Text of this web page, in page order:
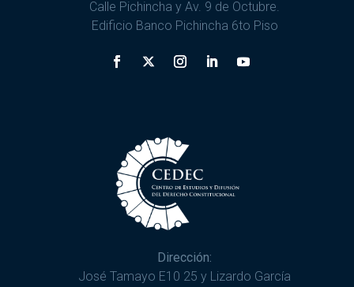
Calle Pichincha y Av. 9 de Octubre.
Edificio Banco Pichincha 6to Piso
Dirección:
José Tamayo E10 25 y Lizardo García